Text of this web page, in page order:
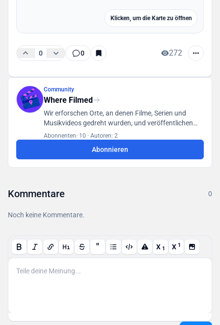
Klicken, um die Karte zu öffnen
0 0 272
Community
Where Filmed
Wir erforschen Orte, an denen Filme, Serien und
Musikvideos gedreht wurden, und veröffentlichen
unsere Funde in einer für alle Benutzer zugänglichen
Abonnenten: 10 · Autoren: 2
Abonnieren
Kommentare 0
Noch keine Kommentare.
" X 1 X 1